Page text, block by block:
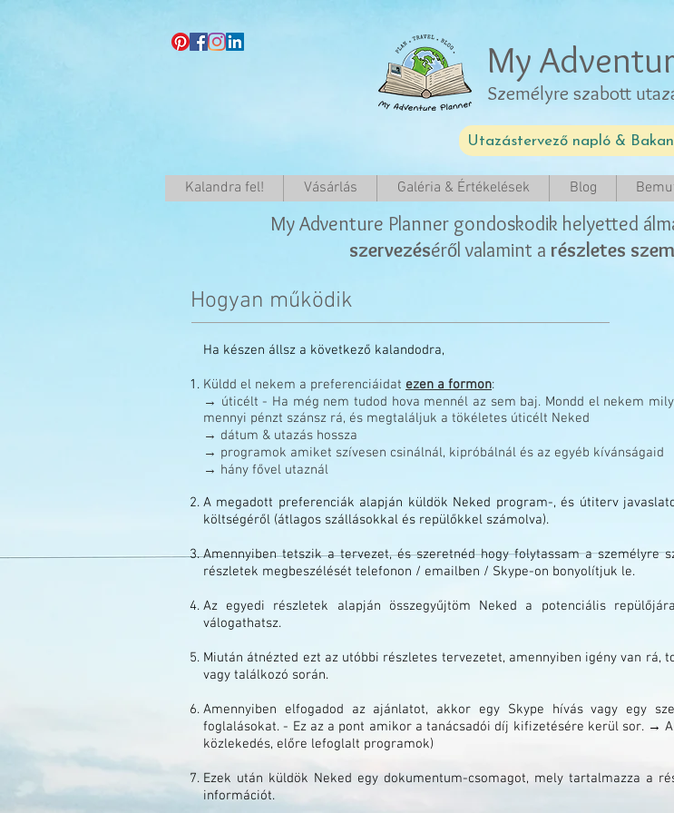
My
Személyre szabott
Utazástervező napló &
Kalandra fel! Vásárlás Galéria & Értékelések Blog
My Adventure Planner gondoskodik helyetted
szervezéséről valamint a részletes
Hogyan működik
Ha készen állsz a következő kalandodra,
Küldd el nekem a preferenciáidat ezen a formon:
→ úticélt - Ha még nem tudod hova mennél az sem baj. Mondd el nekem
mennyi pénzt szánsz rá, és megtaláljuk a tökéletes úticélt Neked
→ dátum & utazás hossza
→ programok amiket szívesen csinálnál, kipróbálnál és az egyéb kívánságaid
→ hány fővel utaznál
A megadott preferenciák alapján küldök Neked program-, és útiterv
költségéről (átlagos szállásokkal és repülőkkel számolva).
Amennyiben tetszik a tervezet, és szeretnéd hogy folytassam a személyre
részletek megbeszélését telefonon / emailben / Skype-on bonyolítjuk le.
Az egyedi részletek alapján összegyűjtöm Neked a potenciális
válogathatsz.
Miután átnézted ezt az utóbbi részletes tervezetet, amennyiben igény van
vagy találkozó során.
Amennyiben elfogadod az ajánlatot, akkor egy Skype hívás vagy egy
foglalásokat. - Ez az a pont amikor a tanácsadói díj kifizetésére kerül sor. →
közlekedés, előre lefoglalt programok)
Ezek után küldök Neked egy dokumentum-csomagot, mely tartalmazza a
információt.